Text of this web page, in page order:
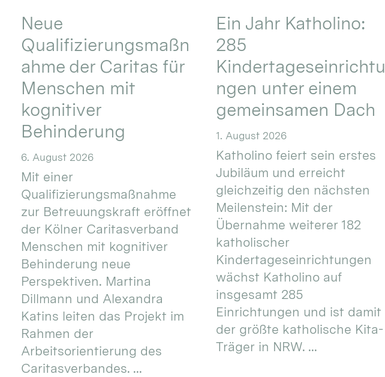
Neue
Qualifizierungsmaßn
ahme der Caritas für
Menschen mit
kognitiver
Behinderung
6. August 2026
Mit einer
Qualifizierungsmaßnahme
zur Betreuungskraft eröffnet
der Kölner Caritasverband
Menschen mit kognitiver
Behinderung neue
Perspektiven. Martina
Dillmann und Alexandra
Katins leiten das Projekt im
Rahmen der
Arbeitsorientierung des
Caritasverbandes. ...
Ein Jahr Katholino:
285
Kindertageseinrichtu
ngen unter einem
gemeinsamen Dach
1. August 2026
Katholino feiert sein erstes
Jubiläum und erreicht
gleichzeitig den nächsten
Meilenstein: Mit der
Übernahme weiterer 182
katholischer
Kindertageseinrichtungen
wächst Katholino auf
insgesamt 285
Einrichtungen und ist damit
der größte katholische Kita-
Träger in NRW. ...